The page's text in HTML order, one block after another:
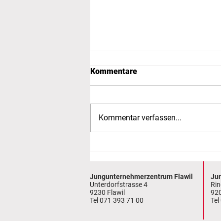
Neu im JUZ-Netzwerk
Kommentare
Kommentar verfassen...
Jungunternehmerzentrum Flawil
Unterdorfstrasse 4
9230 Flawil
Tel 071 393 71 00